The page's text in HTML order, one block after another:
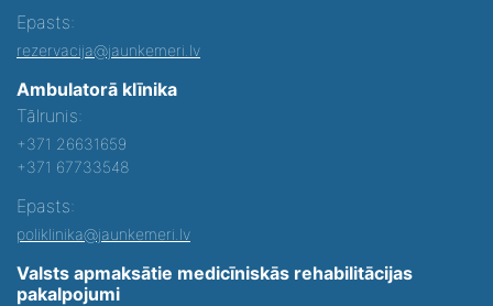
Epasts:
rezervacija@jaunkemeri.lv
Ambulatorā klīnika
Tālrunis:
+371 26631659
+371 67733548
Epasts:
poliklinika@jaunkemeri.lv
Valsts apmaksātie medicīniskās rehabilitācijas
pakalpojumi